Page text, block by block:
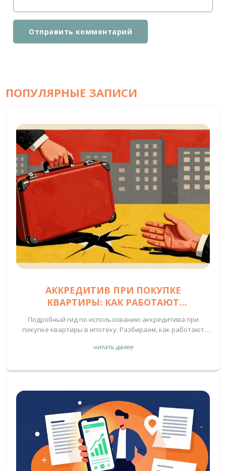
Отправить комментарий
ПОПУЛЯРНЫЕ ЗАПИСИ
АККРЕДИТИВ ПРИ ПОКУПКЕ
КВАРТИРЫ: КАК РАБОТАЮТ
БЕЗОПАСНЫЕ РАСЧЕТЫ В ИПОТЕКЕ
Подробный гид по использованию аккредитива при
покупке квартиры в ипотеку. Разбираем, как работают
отличается от эскроу и ячеек.
читать далее